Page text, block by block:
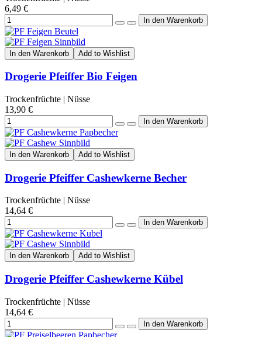
6,49 €
In den Warenkorb Add to Wishlist
Drogerie Pfeiffer Bio Feigen
Trockenfrüchte | Nüsse
13,90 €
In den Warenkorb Add to Wishlist
Drogerie Pfeiffer Cashewkerne Becher
Trockenfrüchte | Nüsse
14,64 €
In den Warenkorb Add to Wishlist
Drogerie Pfeiffer Cashewkerne Kübel
Trockenfrüchte | Nüsse
14,64 €